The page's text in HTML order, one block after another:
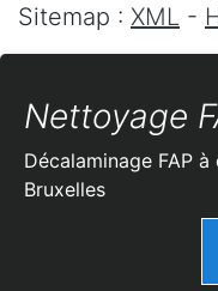
Sitemap : XML -
Nettoyage
Décalaminage FAP
Bruxelles